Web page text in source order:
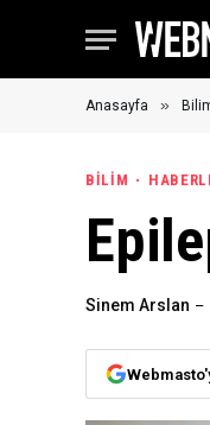
Anasayfa »
BILIM
Sinem Arslan